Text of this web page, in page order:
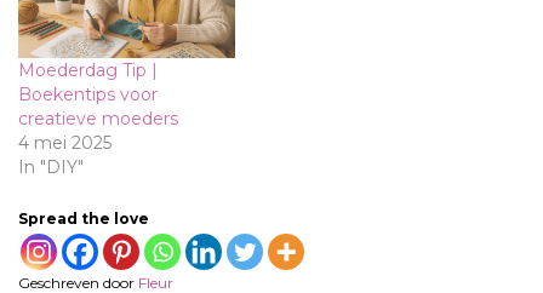
Moederdag Tip |
Boekentips voor
creatieve moeders
4 mei 2025
In "DIY"
Spread the love
Geschreven door Fleur